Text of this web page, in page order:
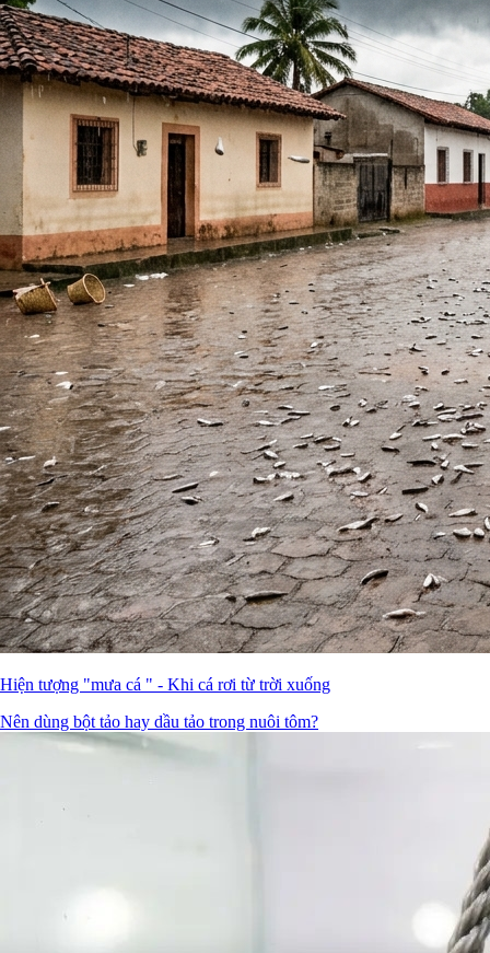
Hiện tượng "mưa cá " - Khi cá rơi từ trời xuống
Nên dùng bột tảo hay dầu tảo trong nuôi tôm?